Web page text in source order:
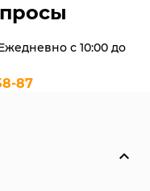
с 10:00 до
87